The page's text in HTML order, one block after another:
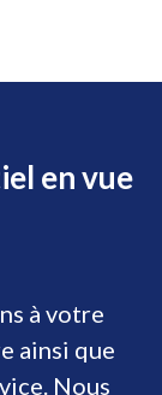
en vue
à votre
ainsi que
Nous